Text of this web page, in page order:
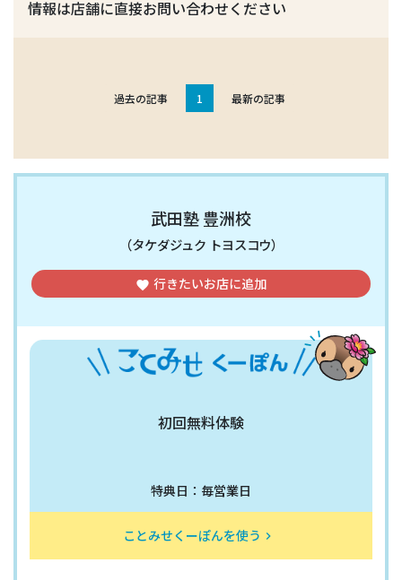
情報は店舗に直接お問い合わせください
過去の記事 1 最新の記事
武田塾 豊洲校
（タケダジュク トヨスコウ）
favorite 行きたいお店に追加
初回無料体験
特典日：毎営業日
ことみせくーぽんを使う keyboard_arrow_right